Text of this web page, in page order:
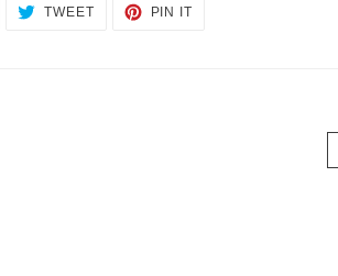
TWEETTWEET
PIN IT